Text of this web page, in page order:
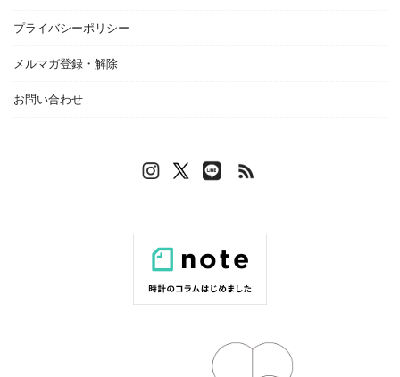
プライバシーポリシー
メルマガ登録・解除
お問い合わせ